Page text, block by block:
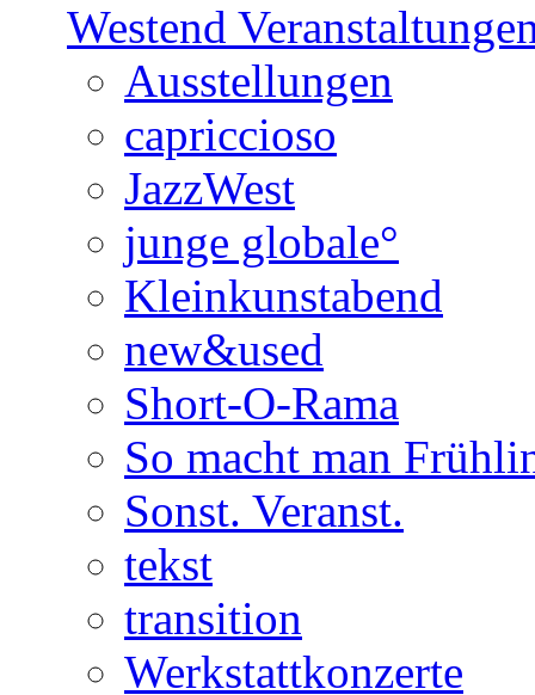
Westend
Ausstellungen
capriccioso
JazzWest
junge globale°
Kleinkunstabend
new&used
Short-O-Rama
So macht man
Sonst. Veranst.
tekst
transition
Werkstattkonzerte